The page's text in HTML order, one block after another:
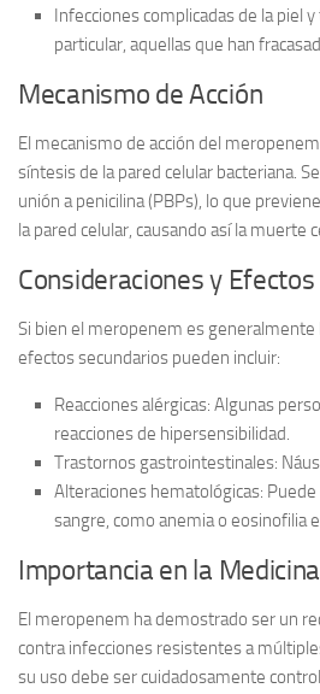
Infecciones complicadas de la piel
particular, aquellas que han
Mecanismo de Acción
El mecanismo de acción del
síntesis de la pared celular bacteriana.
unión a penicilina (PBPs), lo que
la pared celular, causando así la muerte
Consideraciones y
Si bien el meropenem es
efectos secundarios pueden incluir:
Reacciones alérgicas: Algunas
reacciones de hipersensibilidad.
Trastornos gastrointestinales:
Alteraciones hematológicas:
sangre, como anemia o eosinofilia
Importancia en la
El meropenem ha demostrado ser un
contra infecciones resistentes a
su uso debe ser cuidadosamente